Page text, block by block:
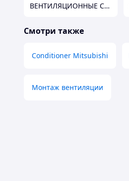
ВЕНТИЛЯЦИОННЫЕ СИСТЕМЫ. СИСТЕМЫ КОНДИЦИОНИРОВАНИЯ. КЛИМАТИЧЕСКАЯ ТЕХНИКА.
Смотри также
Conditioner Mitsubishi
Монтаж вентиляции